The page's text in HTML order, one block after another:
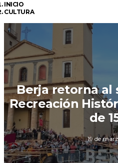
INICIO
CULTURA
Berja retorna al
Recreación
de
19 de